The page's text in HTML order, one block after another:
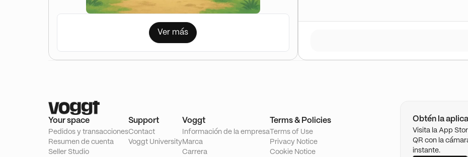
Ver más
Your space
Pedidos y transacciones
Resumen de cuenta
Seller Studio
Support
Contact
Voggt University
Voggt
Información de la empresa
Marca
Carrera
Terms & Policies
Terms of Use
Privacy Notice
Cookie Notice
Obtén la
Visita la App
QR con la
instante.